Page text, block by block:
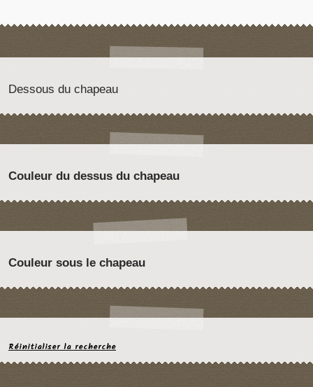
Dessous du chapeau
Couleur du dessus du chapeau
Couleur sous le chapeau
Réinitialiser la recherche